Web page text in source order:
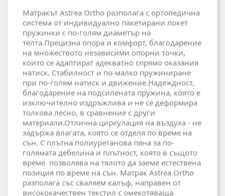
Матракът Astrea Ortho разполага с ортопедична
система от индивидуално пакетирани покет
пружинки с по-голям диаметър на
телта.Прецизна опора и комфорт, благодарение
на множеството независими опорни точки,
които се адаптират адекватно спрямо оказания
натиск. Стабилност и по-малко пружиниране
при по-голям натиск и движение.Надеждност,
благодарение на подсилената пружина, която е
изключително издръжлива и не се деформира
толкова лесно, в сравнение с други
материали.Отлична циркулация на въздуха - не
задържа влагата, която се отделя по време на
сън. С плътна полиуретанова пяна за по-
голямата дебелина и плътност, която в същото
време позволява на тялото да заеме естествена
позиция по време на сън. Матрак Astrea Ortho
разполага със сваляем калъф, направен от
висококачествен текстил с омекотяваща